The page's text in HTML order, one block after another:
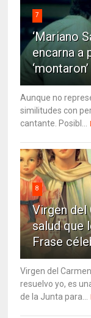
7
‘Mariano
encarna a
Aunque no
similitudes con
cantante. Posibl...
8
Virgen del
salud que
Frase
Virgen del
resuelvo yo, es
de la Junta para...